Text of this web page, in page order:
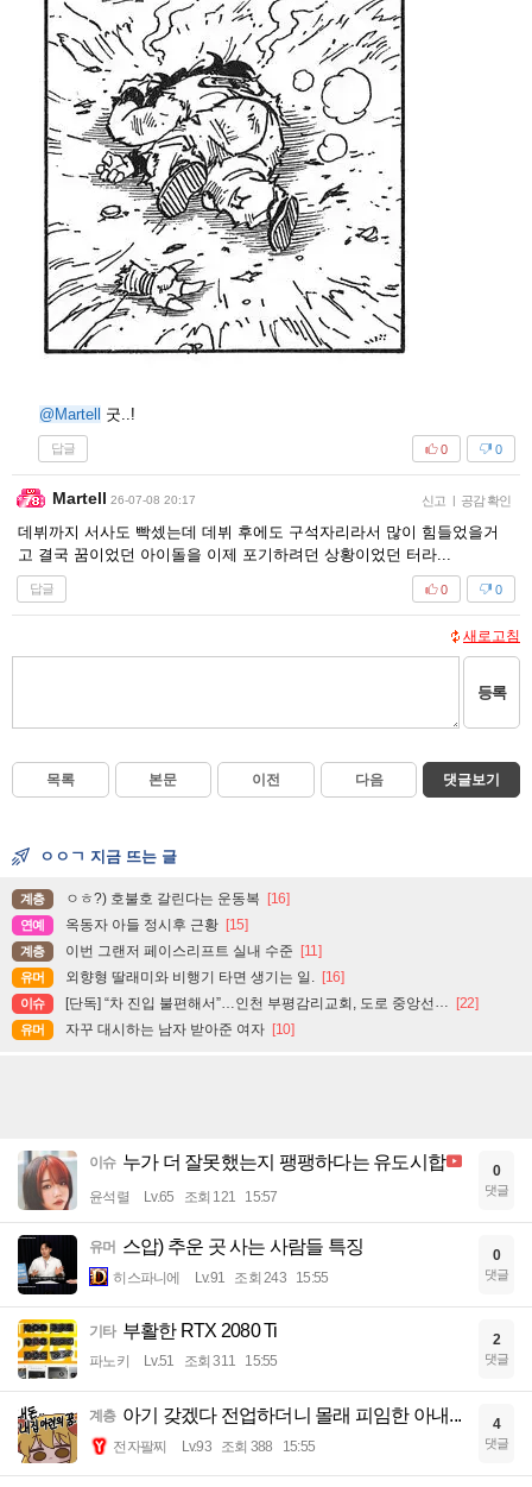
@Martell 굿..!
답글 0
0
Martell 26-07-08 20:17 신고 | 공감 확인
데뷔까지 서사도 빡셌는데 데뷔 후에도 구석자리라서 많이 힘들었을거
고 결국 꿈이었던 아이돌을 이제 포기하려던 상황이었던 터라...
답글 0
0
새로고침
등록
목록 본문 이전 다음 댓글보기
ㅇㅇㄱ 지금 뜨는 글
계층 ㅇㅎ?) 호불호 갈린다는 운동복 [16]
연예 옥동자 아들 정시후 근황 [15]
계층 이번 그랜저 페이스리프트 실내 수준 [11]
유머 외향형 딸래미와 비행기 타면 생기는 일. [16]
이슈 [단독] “차 진입 불편해서”…인천 부평감리교회, 도로 중앙선 ‘검은 페인트’로 지워 [22]
유머 자꾸 대시하는 남자 받아준 여자 [10]
이슈 누가 더 잘못했는지 팽팽하다는 유도시합
윤석렬 Lv.65 조회 121 15:57
0
댓글
유머 스압) 추운 곳 사는 사람들 특징
히스파니에 Lv.91 조회 243 15:55
0
댓글
기타 부활한 RTX 2080 Ti
파노키 Lv.51 조회 311 15:55
2
댓글
계층 아기 갖겠다 전업하더니 몰래 피임한 아내...
전자팔찌 Lv.93 조회 388 15:55
4
댓글